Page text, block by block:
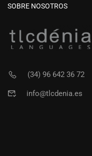
SOBRE NOSOTROS
(34) 96 642 36 72
info@tlcdenia.es